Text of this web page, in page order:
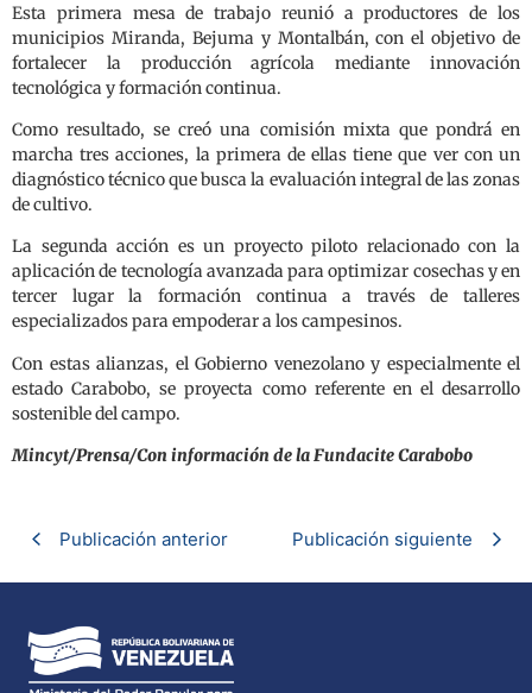
Esta primera mesa de trabajo reunió a productores de los
municipios Miranda, Bejuma y Montalbán, con el objetivo de
fortalecer la producción agrícola mediante innovación
tecnológica y formación continua.
Como resultado, se creó una comisión mixta que pondrá en
marcha tres acciones, la primera de ellas tiene que ver con un
diagnóstico técnico que busca la evaluación integral de las zonas
de cultivo.
La segunda acción es un proyecto piloto relacionado con la
aplicación de tecnología avanzada para optimizar cosechas y en
tercer lugar la formación continua a través de talleres
especializados para empoderar a los campesinos.
Con estas alianzas, el Gobierno venezolano y especialmente el
estado Carabobo, se proyecta como referente en el desarrollo
sostenible del campo.
Mincyt/Prensa/Con información de la Fundacite Carabobo
Publicación anterior Publicación siguiente